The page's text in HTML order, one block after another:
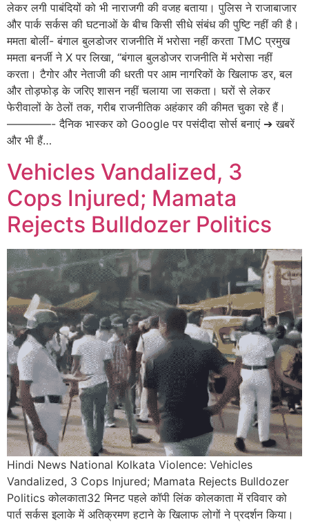
लेकर लगी पाबंदियों को भी नाराजगी की वजह बताया। पुलिस ने राजाबाजार
और पार्क सर्कस की घटनाओं के बीच किसी सीधे संबंध की पुष्टि नहीं की है।
ममता बोलीं- बंगाल बुलडोजर राजनीति में भरोसा नहीं करता TMC प्रमुख
ममता बनर्जी ने X पर लिखा, “बंगाल बुलडोजर राजनीति में भरोसा नहीं
करता। टैगोर और नेताजी की धरती पर आम नागरिकों के खिलाफ डर, बल
और तोड़फोड़ के जरिए शासन नहीं चलाया जा सकता। घरों से लेकर
फेरीवालों के ठेलों तक, गरीब राजनीतिक अहंकार की कीमत चुका रहे हैं।
————- दैनिक भास्कर को Google पर पसंदीदा सोर्स बनाएं ➔ खबरें
और भी हैं…
Vehicles Vandalized, 3
Cops Injured; Mamata
Rejects Bulldozer Politics
Hindi News National Kolkata Violence: Vehicles
Vandalized, 3 Cops Injured; Mamata Rejects Bulldozer
Politics कोलकाता32 मिनट पहले कॉपी लिंक कोलकाता में रविवार को
पार्त सर्कस इलाके में अतिक्रमण हटाने के खिलाफ लोगों ने प्रदर्शन किया।